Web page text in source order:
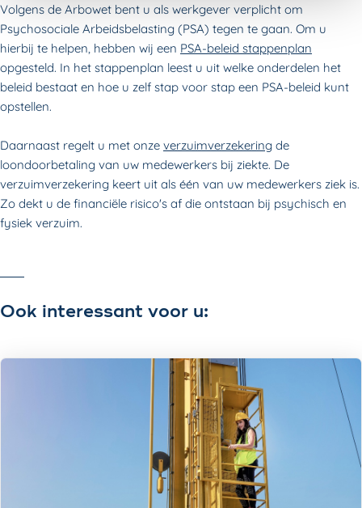
Volgens de Arbowet bent u als werkgever verplicht om
Psychosociale Arbeidsbelasting (PSA) tegen te gaan. Om u
hierbij te helpen, hebben wij een PSA-beleid stappenplan
opgesteld. In het stappenplan leest u uit welke onderdelen het
beleid bestaat en hoe u zelf stap voor stap een PSA-beleid kunt
opstellen.
Daarnaast regelt u met onze verzuimverzekering de
loondoorbetaling van uw medewerkers bij ziekte. De
verzuimverzekering keert uit als één van uw medewerkers ziek is.
Zo dekt u de financiële risico's af die ontstaan bij psychisch en
fysiek verzuim.
Ook interessant voor u: